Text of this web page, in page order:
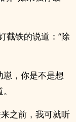
截铁的说道：“除
崽，你是不是想
之前，我可就听